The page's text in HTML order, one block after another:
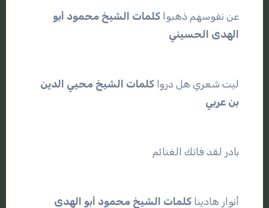
عن نفوسهم ذهبوا كلمات الشيخ محمود أبو
الهدى الحسيني
ليت شعري هل دروا كلمات الشيخ محيي الدين
بن عربي
بادر لقد فاتك الغنائم
أنوار هادينا كلمات الشيخ محمود أبو الهدى